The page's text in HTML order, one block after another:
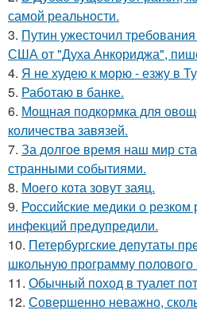
самой реальности.
3. Путин ужесточил
США от "Духа Анкориджа",
4. Я не худею к морю - езжу в
5. Работаю в банке.
6. Мощная подкормка для
количества завязей.
7. За долгое время наш мир
странными событиями.
8. Моего кота зовут заяц.
9. Российские медики о
инфекций предупредили.
10. Петербургские депутаты
школьную программу полового
11. Обычный поход в туалет
12. Совершенно неважно,